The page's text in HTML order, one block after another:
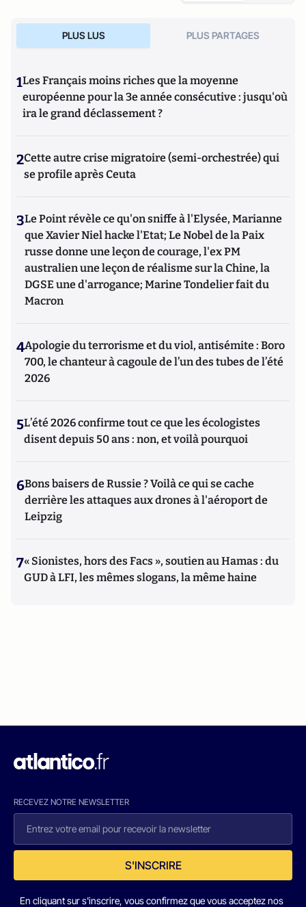
PLUS LUS PLUS PARTAGES
1Les Français moins riches que la moyenne
européenne pour la 3e année consécutive : jusqu'où
ira le grand déclassement ?
2Cette autre crise migratoire (semi-orchestrée) qui
se profile après Ceuta
3Le Point révèle ce qu'on sniffe à l'Elysée, Marianne
que Xavier Niel hacke l'Etat; Le Nobel de la Paix
russe donne une leçon de courage, l'ex PM
australien une leçon de réalisme sur la Chine, la
DGSE une d'arrogance; Marine Tondelier fait du
Macron
4Apologie du terrorisme et du viol, antisémite : Boro
700, le chanteur à cagoule de l’un des tubes de l’été
2026
5L’été 2026 confirme tout ce que les écologistes
disent depuis 50 ans : non, et voilà pourquoi
6Bons baisers de Russie ? Voilà ce qui se cache
derrière les attaques aux drones à l'aéroport de
Leipzig
7« Sionistes, hors des Facs », soutien au Hamas : du
GUD à LFI, les mêmes slogans, la même haine
RECEVEZ NOTRE NEWSLETTER
S'INSCRIRE
En cliquant sur s'inscrire, vous confirmez que vous acceptez nos